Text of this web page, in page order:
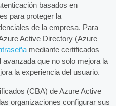
basados en
para proteger la
de la empresa. Para
Active Directory (Azure
mediante certificados
que no solo mejora la
la experiencia del usuario.
(CBA) de Azure Active
organizaciones configurar sus